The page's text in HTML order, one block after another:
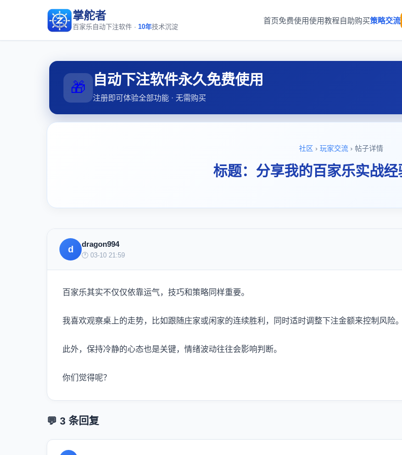
掌舵者
百家乐自动下注软件 · 10年技术沉淀
首页免费使用使用教程自助购买策略交流
🎁 自动下注软件永久免费使用
注册即可体验全部功能 · 无需购买
社区 › 玩家交流 › 帖子详情
标题：分享我的百家乐实战
d
dragon994
🕐 03-10 21:59
百家乐其实不仅仅依靠运气，技巧和策略同样重要。
我喜欢观察桌上的走势，比如跟随庄家或闲家的连续胜利，同时适时调整下注金额来控制风险。
此外，保持冷静的心态也是关键，情绪波动往往会影响判断。
你们觉得呢？
💬 3 条回复